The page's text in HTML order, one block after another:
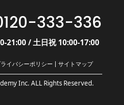
333-336
21:00 / 土日祝 10:00-17:00
Inc. ALL Rights Reserved.
イバシーポリシー サイトマップ